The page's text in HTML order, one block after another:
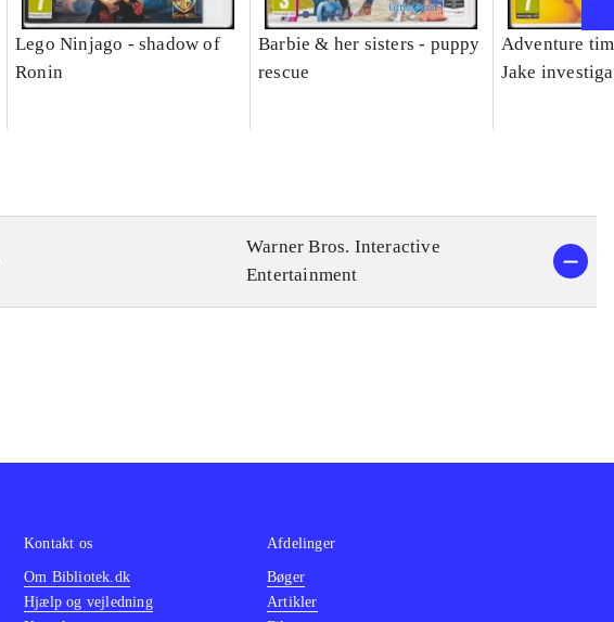
Lego Ninjago - shadow of
Ronin
Barbie & her sisters - puppy
rescue
Adventure
Jake
Warner Bros. Interactive
Entertainment
Kontakt os
Om Bibliotek.dk
Hjælp og vejledning
Afdelinger
Bøger
Artikler